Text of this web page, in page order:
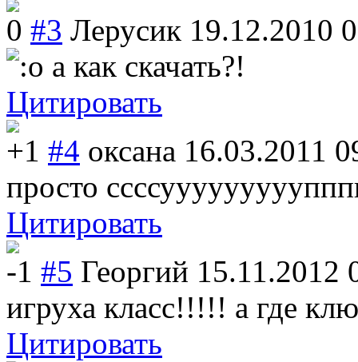
0 #3 Лерусик 19.12.2010
а как скачать?!
Цитировать
+1 #4 оксана 16.03.2011
просто ссссууууууууупп
Цитировать
-1 #5 Георгий 15.11.2012
игруха класс!!!!! а где
Цитировать